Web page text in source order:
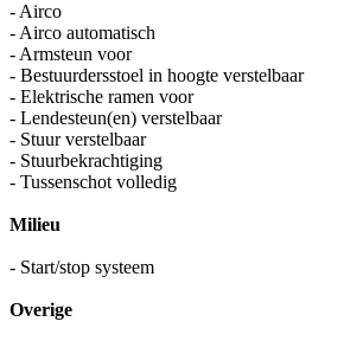
- Airco
- Airco automatisch
- Armsteun voor
- Bestuurdersstoel in hoogte verstelbaar
- Elektrische ramen voor
- Lendesteun(en) verstelbaar
- Stuur verstelbaar
- Stuurbekrachtiging
- Tussenschot volledig
Milieu
- Start/stop systeem
Overige